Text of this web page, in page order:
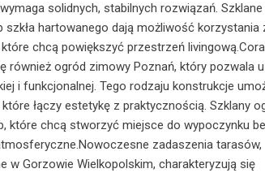
solidnych, stabilnych rozwiązań.
hartowanego dają możliwość korzystania
chcą powiększyć przestrzeń
również ogród zimowy Poznań, który pozwala
i funkcjonalnej. Tego rodzaju konstrukcje
łączy estetykę z praktycznością. Szklany
które chcą stworzyć miejsce do wypoczynku
zadaszenia tarasów,
w Gorzowie Wielkopolskim, charakteryzują się